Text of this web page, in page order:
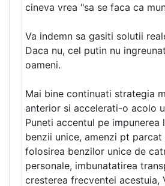
cineva vrea "sa se faca ca
Va indemn sa gasiti solutii
Daca nu, cel putin nu
oameni.
Mai bine continuati strategia
anterior si accelerati-o acolo
Puneti accentul pe impunerea
benzii unice, amenzi pt parcat
folosirea benzilor unice de
personale, imbunatatirea
cresterea frecventei acestuia,